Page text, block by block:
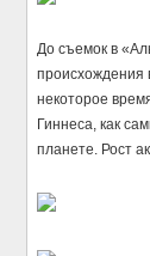
До съемок в
происхождения
некоторое
Гиннеса, как
планете. Рост